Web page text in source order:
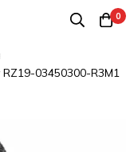
0
03450300-R3M1